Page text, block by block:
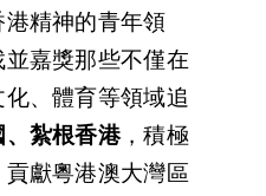
精神的青年領
嘉獎那些不僅在
、體育等領域追
、紮根香港，積極
獻粵港澳大灣區